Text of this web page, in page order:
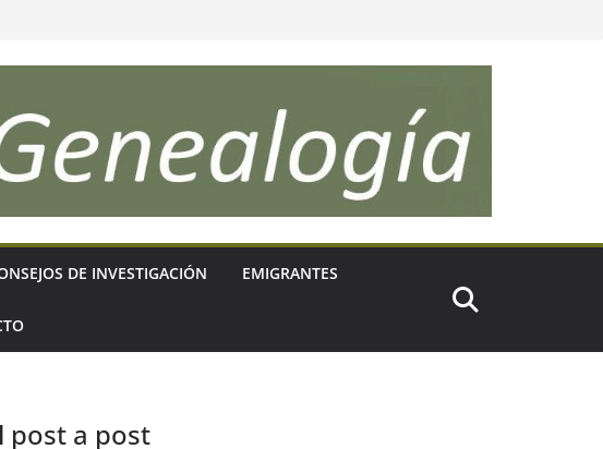
DE INVESTIGACIÓN EMIGRANTES
post a post